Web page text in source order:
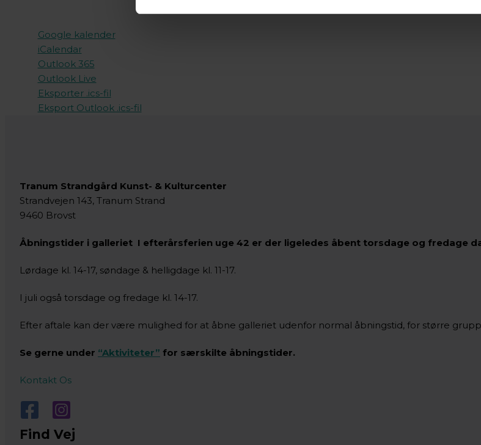
Google kalender
iCalendar
Outlook 365
Outlook Live
Eksporter .ics-fil
Eksport Outlook .ics-fil
Tranum Strandgård Kunst- & Kulturcenter
Strandvejen 143, Tranum Strand
9460 Brovst
Åbningstider i galleriet I efterårsferien uge 42 er der ligeledes åbent torsdage og fredage
Lørdage kl. 14-17, søndage & helligdage kl. 11-17.
I juli også torsdage og fredage kl. 14-17.
Efter aftale kan der være mulighed for at åbne galleriet udenfor normal åbningstid, for større
Se gerne under “Aktiviteter” for særskilte åbningstider.
Kontakt Os
Find Vej